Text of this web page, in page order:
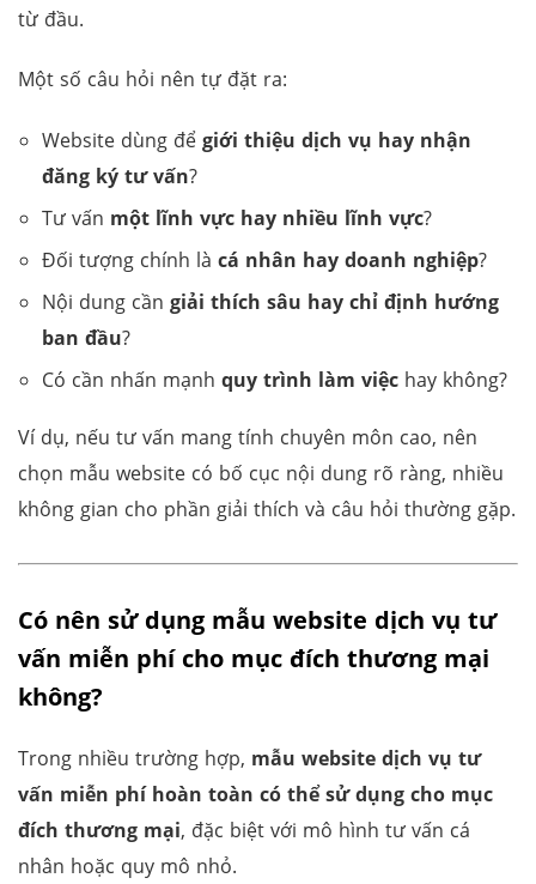
từ đầu.
Một số câu hỏi nên tự đặt ra:
Website dùng để giới thiệu dịch vụ hay nhận
đăng ký tư vấn?
Tư vấn một lĩnh vực hay nhiều lĩnh vực?
Đối tượng chính là cá nhân hay doanh nghiệp?
Nội dung cần giải thích sâu hay chỉ định hướng
ban đầu?
Có cần nhấn mạnh quy trình làm việc hay không?
Ví dụ, nếu tư vấn mang tính chuyên môn cao, nên
chọn mẫu website có bố cục nội dung rõ ràng, nhiều
không gian cho phần giải thích và câu hỏi thường gặp.
Có nên sử dụng mẫu website dịch vụ tư
vấn miễn phí cho mục đích thương mại
không?
Trong nhiều trường hợp, mẫu website dịch vụ tư
vấn miễn phí hoàn toàn có thể sử dụng cho mục
đích thương mại, đặc biệt với mô hình tư vấn cá
nhân hoặc quy mô nhỏ.